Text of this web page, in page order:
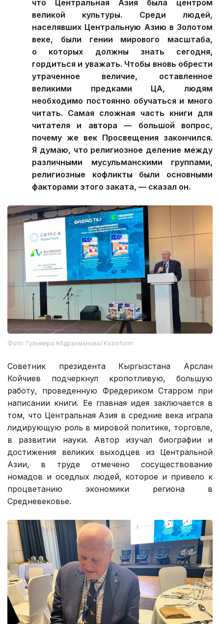
что Центральная Азия была центром
великой культуры. Среди людей,
населявших Центральную Азию в Золотом
веке, были гении мирового масштаба,
о которых должны знать сегодня,
гордиться и уважать. Чтобы вновь обрести
утраченное величие, оставленное
великими предками ЦА, людям
необходимо постоянно обучаться и много
читать. Самая сложная часть книги для
читателя и автора — большой вопрос,
почему же век Просвещения закончился.
Я думаю, что религиозное деление между
различными мусульманскими группами,
религиозные кофликты были основными
факторами этого заката, — сказал он.
Фото: Гульмира Абдрахманова/ Kazinform
Советник президента Кыргызстана Арслан
Койчиев подчеркнул кропотливую, большую
работу, проведенную Фредериком Старром при
написании книги. Ее главная идея заключается в
том, что Центральная Азия в средние века играла
лидирующую роль в мировой политике, торговле,
в развитии науки. Автор изучал биографии и
достижения великих выходцев из Центральной
Азии, в труде отмечено сосуществование
номадов и оседлых людей, которое и привело к
процветанию экономики региона в
Средневековье.